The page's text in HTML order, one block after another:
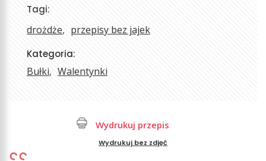
Tagi:
drożdże przepisy bez jajek
Kategoria:
Bułki Walentynki
Wydrukuj przepis
Wydrukuj bez zdjęć